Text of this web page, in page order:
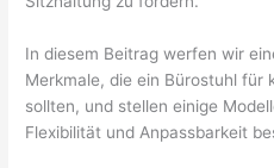
In diesem Beitrag werfen wir
Merkmale, die ein Bürostuhl für
sollten, und stellen einige
Flexibilität und Anpassbarkeit